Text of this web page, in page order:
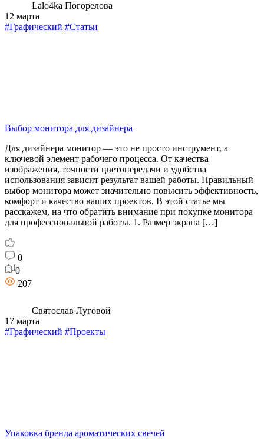
Lalo4ka Погорелова
12 марта
#Графический #Статьи
Выбор монитора для дизайнера
Для дизайнера монитор — это не просто инструмент, а
ключевой элемент рабочего процесса. От качества
изображения, точности цветопередачи и удобства
использования зависит результат вашей работы. Правильный
выбор монитора может значительно повысить эффективность,
комфорт и качество ваших проектов. В этой статье мы
расскажем, на что обратить внимание при покупке монитора
для профессиональной работы. 1. Размер экрана […]
0
0
207
Святослав Луговой
17 марта
#Графический #Проекты
Упаковка бренда ароматических свечей